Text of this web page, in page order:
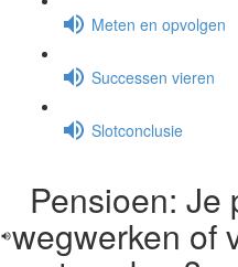
Meten en opvolgen
Successen vieren
Slotconclusie
Pensioen: Je
wegwerken of